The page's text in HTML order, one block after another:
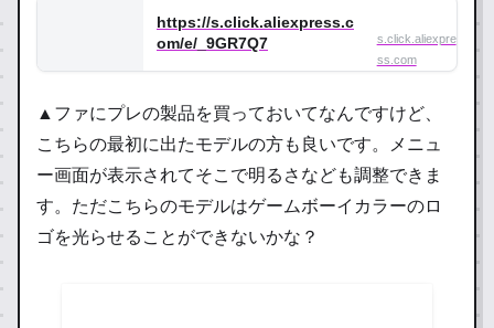
https://s.click.aliexpress.c
om/e/_9GR7Q7
s.click.aliexpre
ss.com
▲ファにプレの製品を買っておいてなんですけど、
こちらの最初に出たモデルの方も良いです。メニュ
ー画面が表示されてそこで明るさなども調整できま
す。ただこちらのモデルはゲームボーイカラーのロ
ゴを光らせることができないかな？